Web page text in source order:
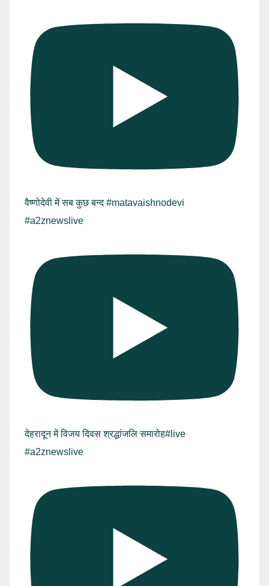
वैष्णोदेवी में सब कुछ बन्द #matavaishnodevi
#a2znewslive
देहरादून में विजय दिवस श्रद्धांजलि समारोह#live
#a2znewslive